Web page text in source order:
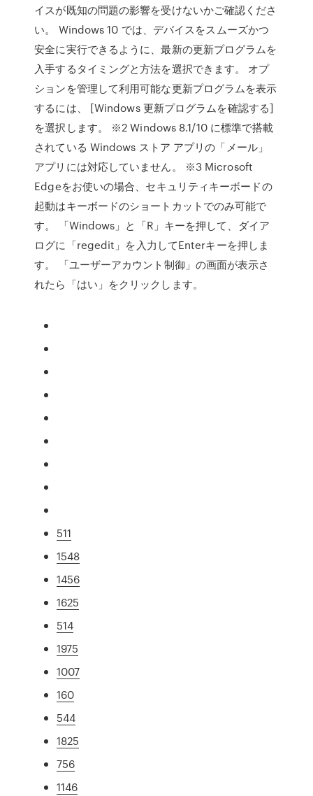
イスが既知の問題の影響を受けないかご確認くださ
い。 Windows 10 では、デバイスをスムーズかつ
安全に実行できるように、最新の更新プログラムを
入手するタイミングと方法を選択できます。 オプ
ションを管理して利用可能な更新プログラムを表示
するには、 [Windows 更新プログラムを確認する]
を選択します。 ※2 Windows 8.1/10 に標準で搭載
されている Windows ストア アプリの「メール」
アプリには対応していません。 ※3 Microsoft
Edgeをお使いの場合、セキュリティキーボードの
起動はキーボードのショートカットでのみ可能で
す。 「Windows」と「R」キーを押して、ダイア
ログに「regedit」を入力してEnterキーを押しま
す。 「ユーザーアカウント制御」の画面が表示さ
れたら「はい」をクリックします。
511
1548
1456
1625
514
1975
1007
160
544
1825
756
1146